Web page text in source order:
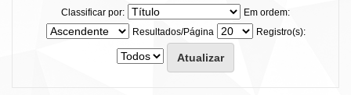
Classificar por:
Em ordem:
Resultados/Página
Registro(s):